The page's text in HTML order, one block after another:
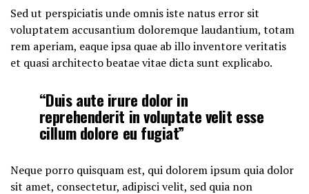
Sed ut perspiciatis unde omnis iste natus error sit
voluptatem accusantium doloremque laudantium, totam
rem aperiam, eaque ipsa quae ab illo inventore veritatis
et quasi architecto beatae vitae dicta sunt explicabo.
“Duis aute irure dolor in
reprehenderit in voluptate velit esse
cillum dolore eu fugiat”
Neque porro quisquam est, qui dolorem ipsum quia dolor
sit amet, consectetur, adipisci velit, sed quia non